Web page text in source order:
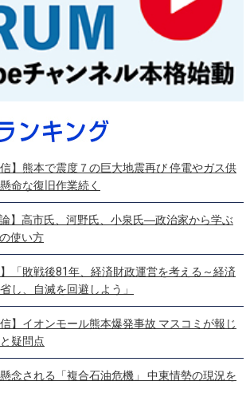
信】熊本で震度７の巨大地震再び 停電やガス供
命な復旧作業続く
論】高市氏、河野氏、小泉氏―政治家から学ぶ
使い方
】「敗戦後81年、経済財政運営を考える～経済
し、自滅を回避しよう」
信】イオンモール熊本爆発事故 マスコミが報じ
疑問点
懸念される「複合石油危機」 中東情勢の現況を